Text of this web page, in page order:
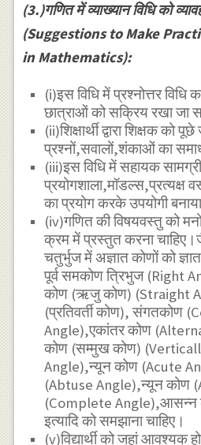
(3.)गणित में व्याख्यान विधि को
(Suggestions to Make
in Mathematics):
(i)इस विधि में प्रश्नोत्तर
छात्राओं को सक्रिय रखा जा
(ii)शिक्षार्थी द्वारा शिक्षक को
प्रश्नों,सवालों,शंकाओं का
(iii)इस विधि में सहायक
का प्रयोग करके उपयोगी
(iv)गणित की विषयवस्तु को
क्रम में प्रस्तुत करना
चतुर्भुज में अज्ञात कोणों को
पूर्व समकोण त्रिभुज (Right
कोण (ऋजु कोण) (Straight
(प्रतिवर्ती कोण), संगतकोण
Angle),एकांतर कोण
कोण (सम्मुख कोण)
Angle),न्यून कोण (Acute
(Abtuse Angle),न्यून कोण
(Complete Angle),आसन्न
इत्यादि को समझाना चाहिए।
(v)विद्यार्थी को जहां आवश्यक